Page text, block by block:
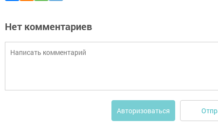
Нет комментариев
Авторизоваться